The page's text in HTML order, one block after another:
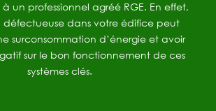
un professionnel agréé RGE. En effet,
défectueuse dans votre édifice peut
surconsommation d’énergie et avoir
sur le bon fonctionnement de ces
systèmes clés.